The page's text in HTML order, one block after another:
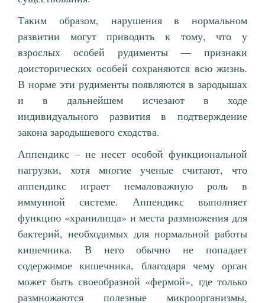
Таким образом, нарушения в нормальном
развитии могут приводить к тому, что у
взрослых особей рудименты — признаки
доисторических особей сохраняются всю жизнь.
В норме эти рудименты появляются в зародышах
и в дальнейшем исчезают в ходе
индивидуального развития в подтверждение
закона зародышевого сходства.
Аппендикс – не несет особой функциональной
нагрузки, хотя многие ученые считают, что
аппендикс играет немаловажную роль в
иммунной системе. Аппендикс выполняет
функцию «хранилища» и места размножения для
бактерий, необходимых для нормальной работы
кишечника. В него обычно не попадает
содержимое кишечника, благодаря чему орган
может быть своеобразной «фермой», где только
размножаются полезные микроорганизмы,